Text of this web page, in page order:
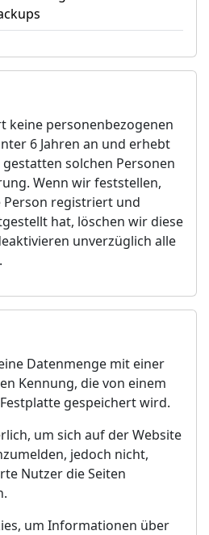
keine personenbezogenen
6 Jahren an und erhebt
solchen Personen
Wenn wir feststellen,
Person registriert und
hat, löschen wir diese
unverzüglich alle
Datenmenge mit einer
Kennung, die von einem
gespeichert wird.
um sich auf der Website
jedoch nicht,
Nutzer die Seiten
um Informationen über